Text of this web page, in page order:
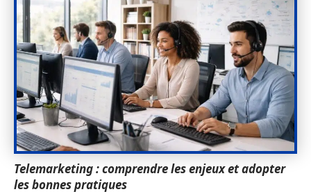
Telemarketing : comprendre les enjeux et adopter
les bonnes pratiques